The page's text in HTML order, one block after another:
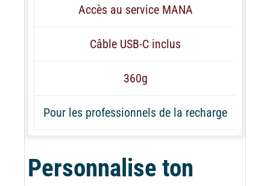
Accès au service MANA
Câble USB-C inclus
360g
Pour les professionnels de la recharge
Personnalise ton